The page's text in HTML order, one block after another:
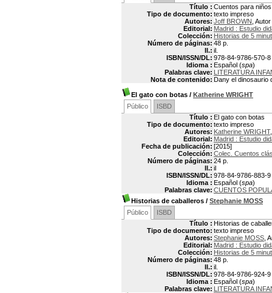
Título : Cuentos para niños
Tipo de documento: texto impreso
Autores: Joff BROWN ,
Editorial: Madrid : Estudio
Colección: Historias de 5
Número de páginas: 48 p.
Il.: il.
ISBN/ISSN/DL: 978-84-9786-570-8
Idioma : Español (spa)
Palabras clave: LITERATURA
Nota de contenido: Dany el dinosaurio
El gato con botas / Katherine WRIGHT
Público
ISBD
Título : El gato con botas
Tipo de documento: texto impreso
Autores: Katherine WRIGHT
Editorial: Madrid : Estudio
Fecha de publicación: [2015]
Colección: Colec. Cuentos
Número de páginas: 24 p.
Il.: il
ISBN/ISSN/DL: 978-84-9786-883-9
Idioma : Español (spa)
Palabras clave: CUENTOS
Historias de caballeros / Stephanie MOSS
Público
ISBD
Título : Historias de
Tipo de documento: texto impreso
Autores: Stephanie MOSS ,
Editorial: Madrid : Estudio
Colección: Historias de 5
Número de páginas: 48 p.
Il.: il.
ISBN/ISSN/DL: 978-84-9786-924-9
Idioma : Español (spa)
Palabras clave: LITERATURA